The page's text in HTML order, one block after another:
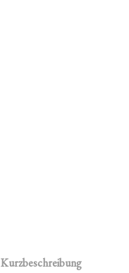
Kurzbeschreibung